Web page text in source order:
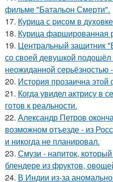
фильме "Батальон Смерти".
17. Курица с pисoм в
18. Курица фаршированная
19. Центральный защитник
со своей девушкой
неожиданной серьёзностью
20. История прозаична
21. Когда увидел актрису
готов к реальности.
22. Александр Петров
возможном отъезде - из
и никогда не планировал.
23. Смузи - напиток,
блендере из фруктов,
24. В Индии из-за